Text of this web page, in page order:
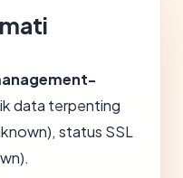
data terpenting
status SSL